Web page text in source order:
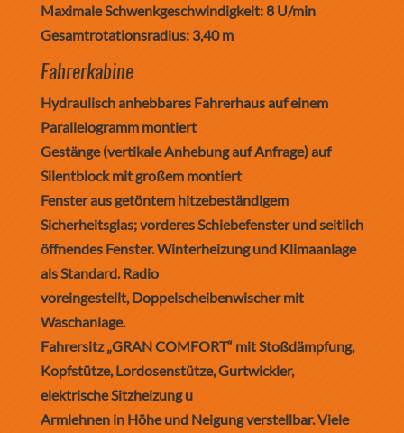
Maximale Schwenkgeschwindigkeit: 8 U/min
Gesamtrotationsradius: 3,40 m
Fahrerkabine
Hydraulisch anhebbares Fahrerhaus auf einem
Parallelogramm montiert
Gestänge (vertikale Anhebung auf Anfrage) auf
Silentblock mit großem montiert
Fenster aus getöntem hitzebeständigem
Sicherheitsglas; vorderes Schiebefenster und seitlich
öffnendes Fenster. Winterheizung und Klimaanlage
als Standard. Radio
voreingestellt, Doppelscheibenwischer mit
Waschanlage.
Fahrersitz „GRAN COMFORT“ mit Stoßdämpfung,
Kopfstütze, Lordosenstütze, Gurtwickler,
elektrische Sitzheizung u
Armlehnen in Höhe und Neigung verstellbar. Viele